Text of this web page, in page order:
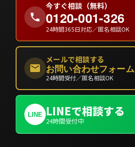
今すぐ相談（無料）
0120-001-326
24時間365日対応／匿名相談OK
メールで相談する
お問い合わせフォーム
24時間受付／匿名相談OK
LINE LINEで相談する
24時間受付中